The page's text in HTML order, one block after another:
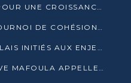
PLUS DE 13 MILLIONS USD POUR UNE CROISSANCE VERTE ET SOUVERAINE
CONGO–HAND-BALL : LE TOURNOI DE COHÉSION ET DE FRATERNITÉ ALLUME SES LAMPIONS À BRAZZAVILLE
LES JOURNALISTES CONGOLAIS INITIÉS AUX ENJEUX DE L’ÉCONOMIE BLEUE
PRÉSIDENTIELLE 2026 : DAVE MAFOULA APPELLE LES CONGOLAIS À UN « NOUVEAU DÉPART »